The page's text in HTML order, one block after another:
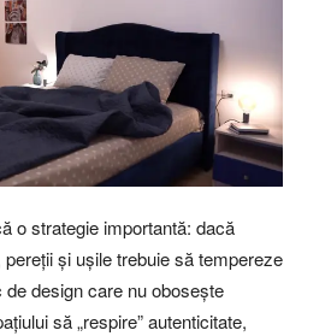
o strategie importantă: dacă
și ușile trebuie să tempereze
design care nu obosește
să „respire” autenticitate,